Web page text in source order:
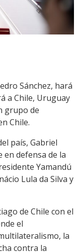
Sánchez, hará
a Chile, Uruguay
grupo de
Chile.
país, Gabriel
en defensa de la
Yamandú
Lula da Silva y
de Chile con el
el
la
contra la